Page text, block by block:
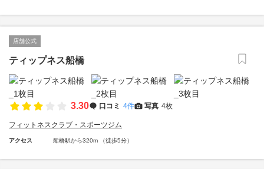
店舗公式
ティップネス船橋
3.30 口コミ 4件 写真 4枚
フィットネスクラブ・スポーツジム
アクセス 船橋駅から320m （徒歩5分）